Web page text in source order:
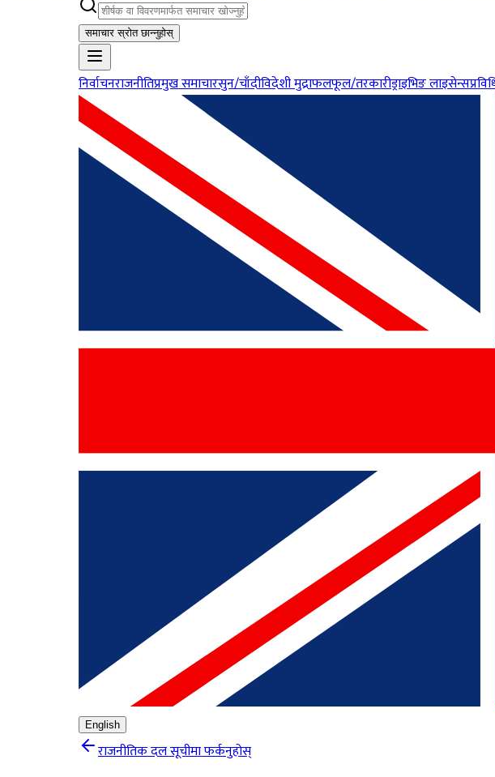
समाचार स्रोत छान्नुहोस्
निर्वाचनराजनीतिप्रमुख समाचारसुन/चाँदीविदेशी मुद्राफलफूल/तरकारीड्राइभिङ लाइसेन्स
English
राजनीतिक दल सूचीमा फर्कनुहोस्